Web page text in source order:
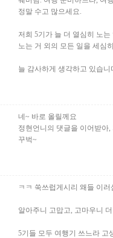
정말 수고 많으세요.
저희 5기가 늘 더 열심히 노
노는 거 외의 모든 일을 세심
늘 감사하게 생각하고 있습
네~ 바로 올릴께요
정현언니의 댓글을 이어받아
꾸벅~
ㅋㅋ 쑥쓰럽게시리 왜들 이러
알아주니 고맙고, 고마우니
5기들 모두 여행기 쓰느라 고